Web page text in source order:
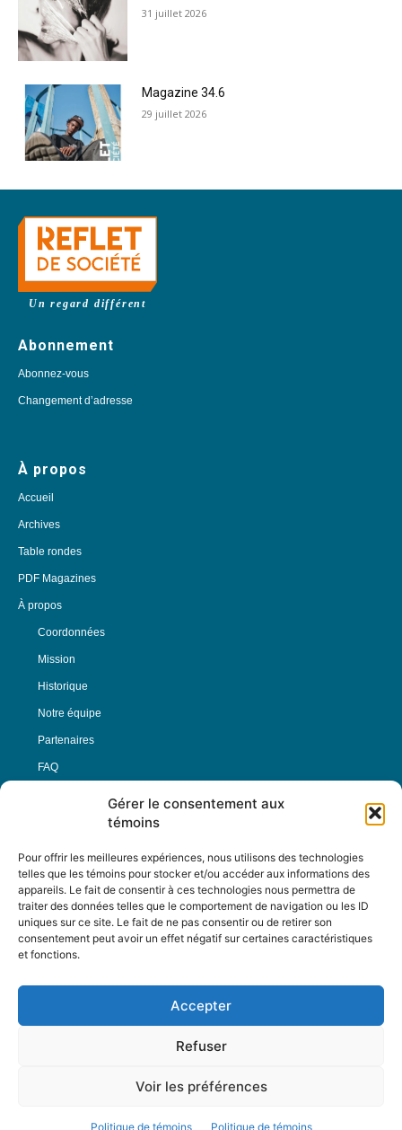
Gérer le consentement aux
témoins
Pour offrir les meilleures expériences, nous utilisons des technologies
telles que les témoins pour stocker et/ou accéder aux informations des
appareils. Le fait de consentir à ces technologies nous permettra de
traiter des données telles que le comportement de navigation ou les ID
uniques sur ce site. Le fait de ne pas consentir ou de retirer son
consentement peut avoir un effet négatif sur certaines caractéristiques
et fonctions.
Accepter
Refuser
Voir les préférences
Politique de témoins Politique de témoins
31 juillet 2026
Magazine 34.6
29 juillet 2026
Un regard différent
Abonnement
Abonnez-vous
Changement d’adresse
À propos
Accueil
Archives
Table rondes
PDF Magazines
À propos
Coordonnées
Mission
Historique
Notre équipe
Partenaires
FAQ
Nous Suivre
Contactez-nous :
12-3894 rue Sainte-Catherine Est,